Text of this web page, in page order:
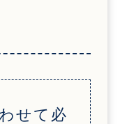
せて必